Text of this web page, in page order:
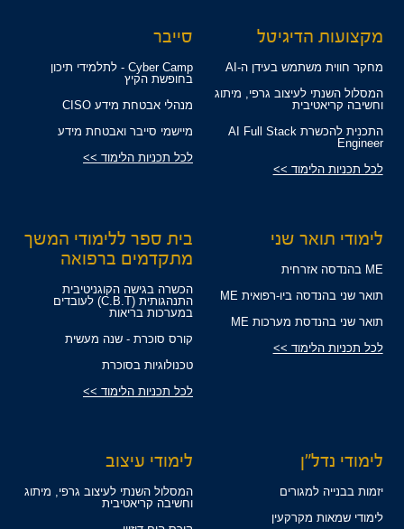
מקצועות הדיגיטל
מחקר חווית משתמש בעידן ה-AI
המסלול השנתי לעיצוב גרפי, מיתוג
וחשיבה קריאטיבית
התכנית להכשרת AI Full Stack
Engineer
לכל תכניות הלימוד >>
סייבר
Cyber Camp - לתלמידי תיכון
בחופשת הקיץ
מנהלי אבטחת מידע CISO
מיישמי סייבר ואבטחת מידע
לכל תכניות הלימוד >>
לימודי תואר שני
ME בהנדסה אזרחית
תואר שני בהנדסה ביו-רפואית ME
תואר שני בהנדסת מערכות ME
לכל תכניות הלימוד >>
בית ספר ללימודי המשך
מתקדמים ברפואה
הכשרה בגישה הקוגניטיבית
התנהגותית (C.B.T) לעובדים
במערכות בריאות
קורס סוכרת - שנה מעשית
טכנולוגיות בסוכרת
לכל תכניות הלימוד >>
לימודי נדל"ן
יזמות בבנייה למגורים
לימודי שמאות מקרקעין
לימודי עיצוב
המסלול השנתי לעיצוב גרפי, מיתוג
וחשיבה קריאטיבית